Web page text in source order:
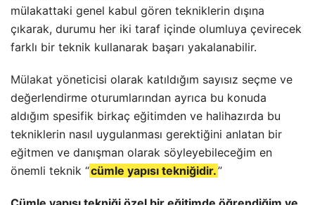
mülakattaki genel kabul gören tekniklerin dışına
çıkarak, durumu her iki taraf içinde olumluya çevirecek
farklı bir teknik kullanarak başarı yakalanabilir.
Mülakat yöneticisi olarak katıldığım sayısız seçme ve
değerlendirme oturumlarından ayrıca bu konuda
aldığım spesifik birkaç eğitimden ve halihazırda bu
tekniklerin nasıl uygulanması gerektiğini anlatan bir
eğitmen ve danışman olarak söyleyebileceğim en
önemli teknik “cümle yapısı tekniğidir.”